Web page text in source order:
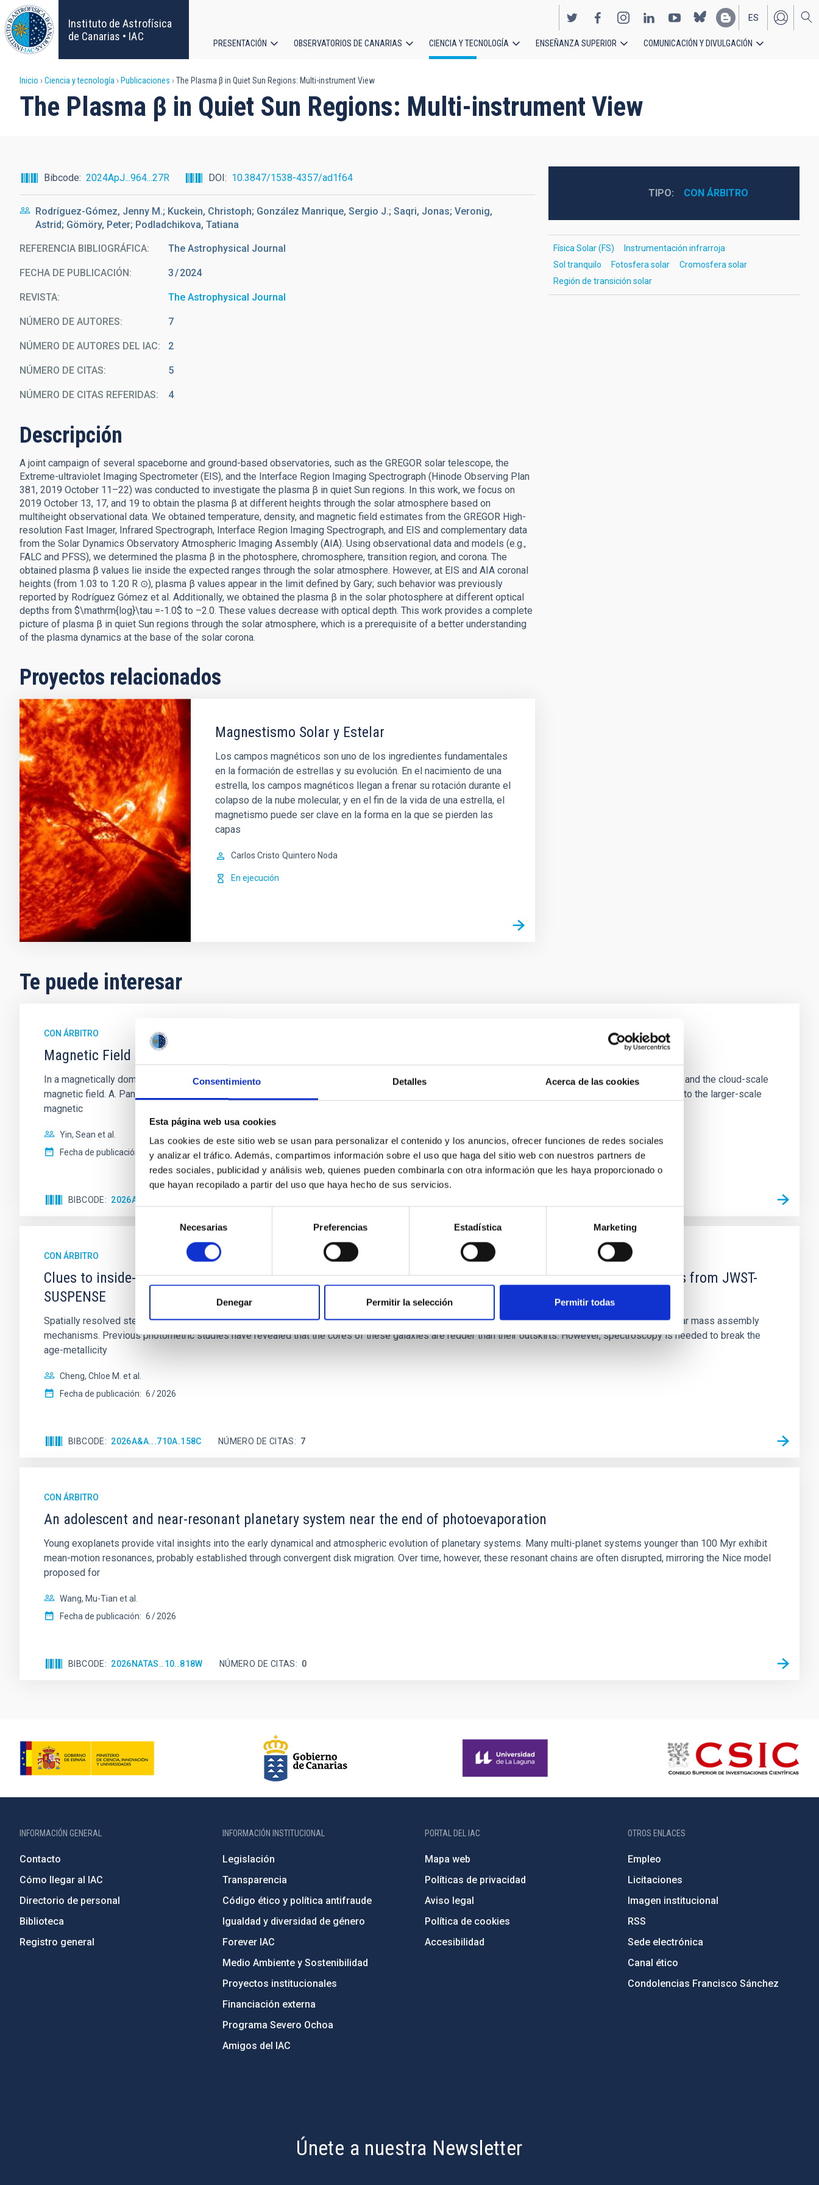
Consentimiento Detalles Acerca de las cookies
Esta página web usa cookies
Las cookies de este sitio web se usan para personalizar el contenido y los anuncios, ofrecer funciones de redes sociales
y analizar el tráfico. Además, compartimos información sobre el uso que haga del sitio web con nuestros partners de
redes sociales, publicidad y análisis web, quienes pueden combinarla con otra información que les haya proporcionado o
que hayan recopilado a partir del uso que haya hecho de sus servicios.
consentimiento
Necesarias Preferencias Estadística Marketing
Denegar Permitir la selección Permitir todas
Pasar
al
contenido
principal
Instituto de Astrofísica
de Canarias • IAC
EN
ES
principal
PRESENTACIÓN OBSERVATORIOS DE CANARIAS CIENCIA Y TECNOLOGÍA ENSEÑANZA SUPERIOR COMUNICACIÓN Y DIVULGACIÓN
Sobrescribir
enlaces
ayuda
a
navegación
Inicio Ciencia y tecnología Publicaciones The Plasma β in Quiet Sun Regions: Multi-instrument View
The Plasma β in Quiet Sun Regions: Multi-instrument View
Bibcode 2024ApJ...964...27R DOI 10.3847/1538-4357/ad1f64
Rodríguez-Gómez, Jenny M.; Kuckein, Christoph; González Manrique, Sergio J.; Saqri, Jonas; Veronig,
Astrid; Gömöry, Peter; Podladchikova, Tatiana
REFERENCIA BIBLIOGRÁFICA The Astrophysical Journal
FECHA DE PUBLICACIÓN: 3 2024
REVISTA The Astrophysical Journal
NÚMERO DE AUTORES 7
NÚMERO DE AUTORES DEL IAC 2
NÚMERO DE CITAS 5
NÚMERO DE CITAS REFERIDAS 4
Descripción
A joint campaign of several spaceborne and ground-based observatories, such as the GREGOR solar telescope, the
Extreme-ultraviolet Imaging Spectrometer (EIS), and the Interface Region Imaging Spectrograph (Hinode Observing Plan
381, 2019 October 11–22) was conducted to investigate the plasma β in quiet Sun regions. In this work, we focus on
2019 October 13, 17, and 19 to obtain the plasma β at different heights through the solar atmosphere based on
multiheight observational data. We obtained temperature, density, and magnetic field estimates from the GREGOR High-
resolution Fast Imager, Infrared Spectrograph, Interface Region Imaging Spectrograph, and EIS and complementary data
from the Solar Dynamics Observatory Atmospheric Imaging Assembly (AIA). Using observational data and models (e.g.,
FALC and PFSS), we determined the plasma β in the photosphere, chromosphere, transition region, and corona. The
obtained plasma β values lie inside the expected ranges through the solar atmosphere. However, at EIS and AIA coronal
heights (from 1.03 to 1.20 R ⊙), plasma β values appear in the limit defined by Gary; such behavior was previously
reported by Rodríguez Gómez et al. Additionally, we obtained the plasma β in the solar photosphere at different optical
depths from $\mathrm{log}\tau =-1.0$ to –2.0. These values decrease with optical depth. This work provides a complete
picture of plasma β in quiet Sun regions through the solar atmosphere, which is a prerequisite of a better understanding
of the plasma dynamics at the base of the solar corona.
Proyectos relacionados
Magnestismo Solar y Estelar
Los campos magnéticos son uno de los ingredientes fundamentales
en la formación de estrellas y su evolución. En el nacimiento de una
estrella, los campos magnéticos llegan a frenar su rotación durante el
colapso de la nube molecular, y en el fin de la vida de una estrella, el
magnetismo puede ser clave en la forma en la que se pierden las
capas
Carlos Cristo Quintero Noda
En ejecución
TIPO CON ÁRBITRO
Física Solar (FS)
Instrumentación infrarroja
Sol tranquilo
Fotosfera solar
Cromosfera solar
Región de transición solar
Te puede interesar
CON ÁRBITRO
Magnetic Field Alignment with Dense Cores in the Transition between Cloud and Core Scales
In a magnetically dominated model of star formation, we expect to see alignments between the magnetic field orientation of star-forming dense cores and the cloud-scale
magnetic field. A. Pandhi et al. showed instead, however, that the orientation of cores and their angular momentum vectors appear random with respect to the larger-scale
magnetic
Yin, Sean et al.
Fecha de publicación:
5 2026
BIBCODE 2026APJ..1003...83Y
CON ÁRBITRO
Clues to inside-out quenching in quiescent galaxies at 1.2 ≲ z ≲ 2.2: Age, Fe-, and Mg-abundance gradients from JWST-
SUSPENSE
Spatially resolved stellar populations of massive quiescent galaxies at cosmic noon provide powerful insights into star-formation quenching and stellar mass assembly
mechanisms. Previous photometric studies have revealed that the cores of these galaxies are redder than their outskirts. However, spectroscopy is needed to break the
age-metallicity
Cheng, Chloe M. et al.
Fecha de publicación: 6 2026
BIBCODE 2026A&A...710A.158C NÚMERO DE CITAS 7
CON ÁRBITRO
An adolescent and near-resonant planetary system near the end of photoevaporation
Young exoplanets provide vital insights into the early dynamical and atmospheric evolution of planetary systems. Many multi-planet systems younger than 100 Myr exhibit
mean-motion resonances, probably established through convergent disk migration. Over time, however, these resonant chains are often disrupted, mirroring the Nice model
proposed for
Wang, Mu-Tian et al.
Fecha de publicación: 6 2026
BIBCODE 2026NATAS..10..818W NÚMERO DE CITAS 0
INFORMACIÓN GENERAL
Contacto
Cómo llegar al IAC
Directorio de personal
Biblioteca
Registro general
INFORMACIÓN INSTITUCIONAL
Legislación
Transparencia
Código ético y política antifraude
Igualdad y diversidad de género
Forever IAC
Medio Ambiente y Sostenibilidad
Proyectos institucionales
Financiación externa
Programa Severo Ochoa
Amigos del IAC
PORTAL DEL IAC
Mapa web
Políticas de privacidad
Aviso legal
Política de cookies
Accesibilidad
OTROS ENLACES
Empleo
Licitaciones
Imagen institucional
RSS
Sede electrónica
Canal ético
Condolencias Francisco Sánchez
Únete a nuestra Newsletter